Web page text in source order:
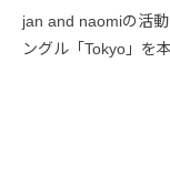
jan and naomiの活
ングル「Tokyo」を